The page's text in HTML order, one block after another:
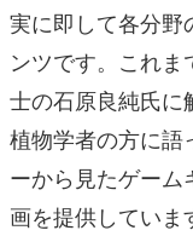
実に即して各分野
ンツです。これ
士の石原良純氏に
植物学者の方に語
ーから見たゲー
画を提供してい